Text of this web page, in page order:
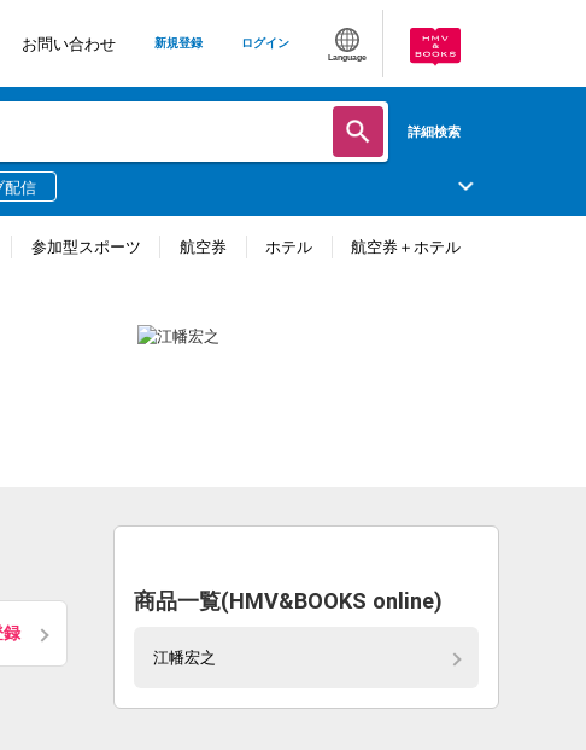
お問い合わせ 新規登録 ログイン
Language
詳細検索
配信
参加型スポーツ 航空券 ホテル 航空券＋ホテル
録
商品一覧(HMV&BOOKS online)
江幡宏之